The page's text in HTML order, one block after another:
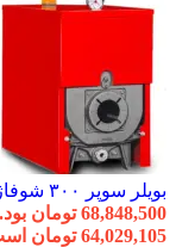
بویلر سوپر ۳۰۰ شوفاژکار-8 پره
68,848,500 تومان بود.
64,029,105 تومان است.